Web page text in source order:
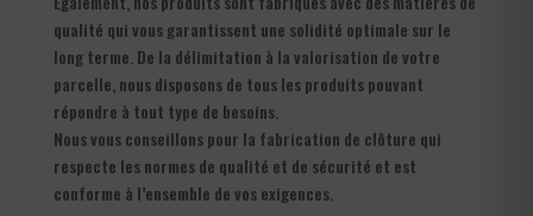
qualité qui vous garantissent une solidité optimale sur le
long terme. De la délimitation à la valorisation de votre
parcelle, nous disposons de tous les produits pouvant
répondre à tout type de besoins.
Nous vous conseillons pour la fabrication de clôture qui
respecte les normes de qualité et de sécurité et est
conforme à l’ensemble de vos exigences.